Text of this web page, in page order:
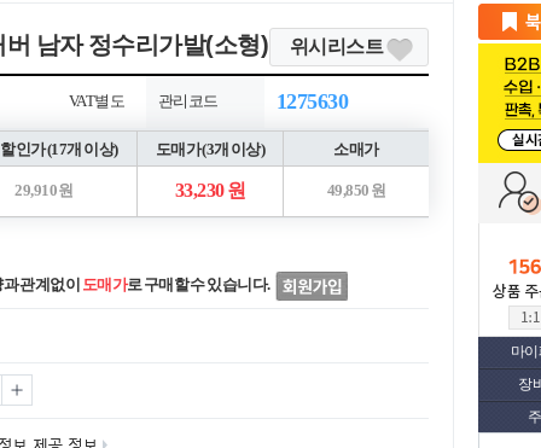
마
장
남자 정수리가발(소형) 위시리스트
VAT별도 관리코드 1275630
인가 (17개 이상) 도매가 (3개 이상) 소매가
29,910 원 33,230 원 49,850 원
관계없이 도매가로 구매할 수 있습니다.